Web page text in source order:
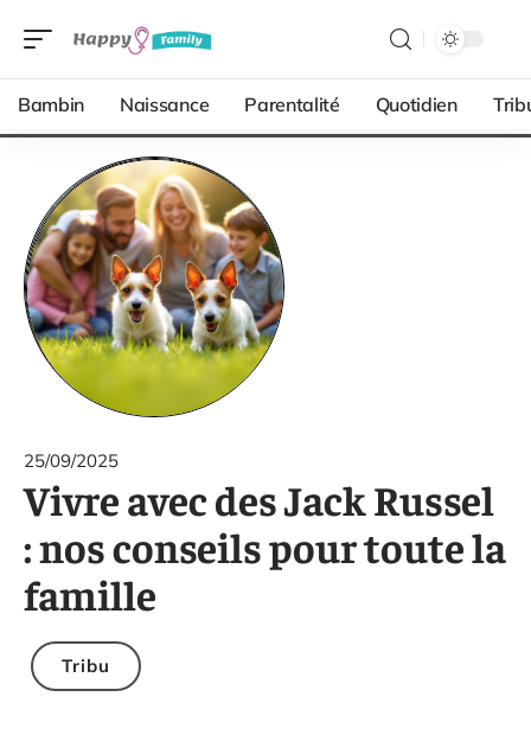
Bambin Naissance Parentalité Quotidien
25/09/2025
Vivre avec des Jack Russel
: nos conseils pour toute la
famille
Tribu